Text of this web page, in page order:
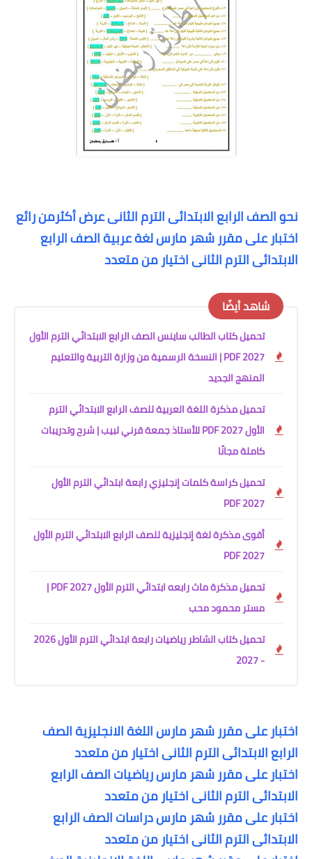
نحو الصف الرابع الابتدائى الترم الثانى عرض أكثرمن رائع
اختبار على مقرر شهر مارس لغة عربية الصف الرابع
الابتدائى الترم الثانى اختيار من متعدد
شاهد أيضًا
تحميل كتاب الطالب ساينس الصف الرابع الابتدائي الترم الأول
2027 PDF | النسخة الرسمية من وزارة التربية والتعليم
المنهج الجديد
تحميل مذكرة اللغة العربية للصف الرابع الابتدائي الترم
الأول 2027 PDF للأستاذ جمعة قرني لبيب | شرح وتدريبات
كاملة مجانًا
تحميل كراسة كلمات إنجليزي رابعة ابتدائي الترم الأول
2027 PDF
أقوى مذكرة لغة إنجليزية للصف الرابع الابتدائي الترم الأول
2027 PDF
تحميل مذكرة ماث رابعه ابتدائي الترم الأول 2027 PDF |
مستر محمود محب
تحميل كتاب الشاطر رياضيات رابعة ابتدائي الترم الأول 2026
- 2027
اختبار على مقرر شهر مارس اللغة الانجليزية الصف
الرابع الابتدائى الترم الثانى اختيار من متعدد
اختبار على مقرر شهر مارس رياضيات الصف الرابع
الابتدائى الترم الثانى اختيار من متعدد
اختبار على مقرر شهر مارس دراسات الصف الرابع
الابتدائى الترم الثانى اختيار من متعدد